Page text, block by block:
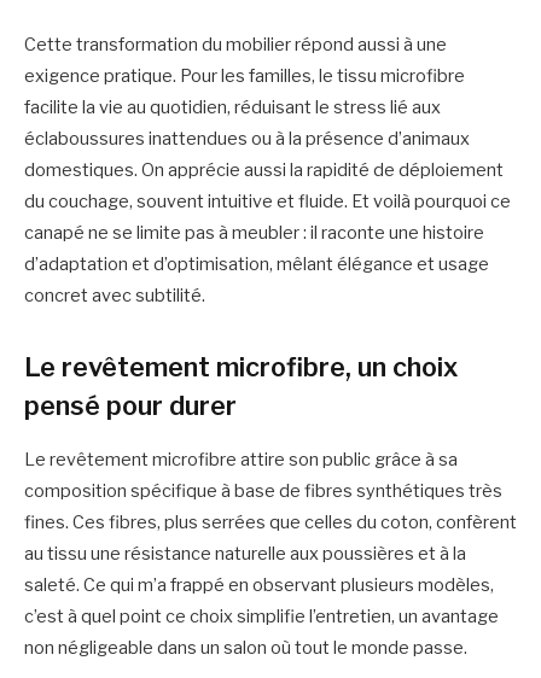
Cette transformation du mobilier répond aussi à une
exigence pratique. Pour les familles, le tissu microfibre
facilite la vie au quotidien, réduisant le stress lié aux
éclaboussures inattendues ou à la présence d’animaux
domestiques. On apprécie aussi la rapidité de déploiement
du couchage, souvent intuitive et fluide. Et voilà pourquoi ce
canapé ne se limite pas à meubler : il raconte une histoire
d’adaptation et d’optimisation, mêlant élégance et usage
concret avec subtilité.
Le revêtement microfibre, un choix
pensé pour durer
Le revêtement microfibre attire son public grâce à sa
composition spécifique à base de fibres synthétiques très
fines. Ces fibres, plus serrées que celles du coton, confèrent
au tissu une résistance naturelle aux poussières et à la
saleté. Ce qui m’a frappé en observant plusieurs modèles,
c’est à quel point ce choix simplifie l’entretien, un avantage
non négligeable dans un salon où tout le monde passe.